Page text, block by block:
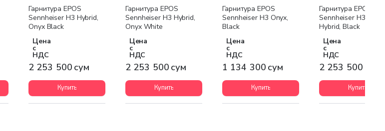
Бесплатная доставка
Гарнитура EPOS
Sennheiser H3 Hybrid,
Onyx Black
Цена
с
НДС
2 253 500 сум
Купить
Бесплатная доставка
Гарнитура EPOS
Sennheiser H3 Hybrid,
Onyx White
Цена
с
НДС
2 253 500 сум
Купить
Бесплатная доставка
Гарнитура EPOS
Sennheiser H3 Onyx,
Black
Цена
с
НДС
1 134 300 сум
Купить
Бесплатная доставка
Гарнитура EPOS
Sennheiser H3 Pro
Hybrid, Black
Цена
с
НДС
2 253 500 сум
Купить